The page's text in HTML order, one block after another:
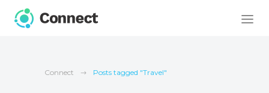
Connect Posts tagged "Travel"